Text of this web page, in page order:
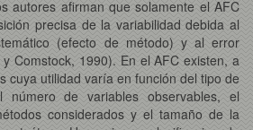
autores afirman que solamente el AFC
precisa de la variabilidad debida al
(efecto de método) y al error
Comstock, 1990). En el AFC existen, a
cuya utilidad varía en función del tipo de
de variables observables, el
considerados y el tamaño de la